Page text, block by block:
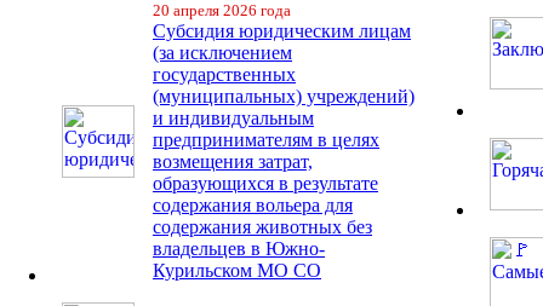
20 апреля 2026 года
Субсидия юридическим лицам
(за исключением
государственных
(муниципальных) учреждений)
и индивидуальным
предпринимателям в целях
возмещения затрат,
образующихся в результате
содержания вольера для
содержания животных без
владельцев в Южно-
Курильском МО СО